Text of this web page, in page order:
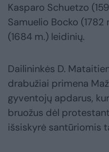
Kasparo Schuetzo
Samuelio Bocko
(1684 m.) leidinių.
Dailininkės D.
drabužiai primena
gyventojų apdarus,
bruožus dėl
išsiskyrė santūriomis